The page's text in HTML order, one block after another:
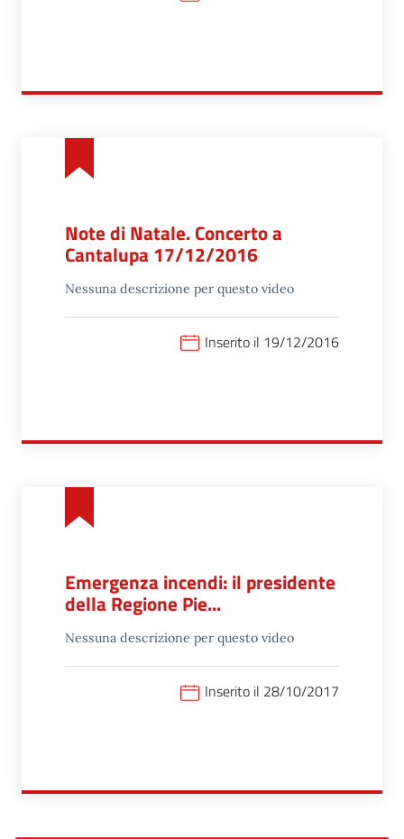
Note di Natale. Concerto a
Cantalupa 17/12/2016
Nessuna descrizione per questo video
Inserito il 19/12/2016
Emergenza incendi: il presidente
della Regione Pie...
Nessuna descrizione per questo video
Inserito il 28/10/2017